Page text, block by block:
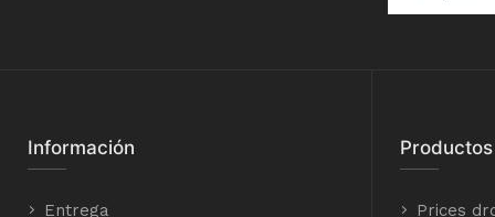
Información
Entrega
Productos
Prices